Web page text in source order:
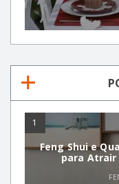
1
Feng Shui e
para Atrair